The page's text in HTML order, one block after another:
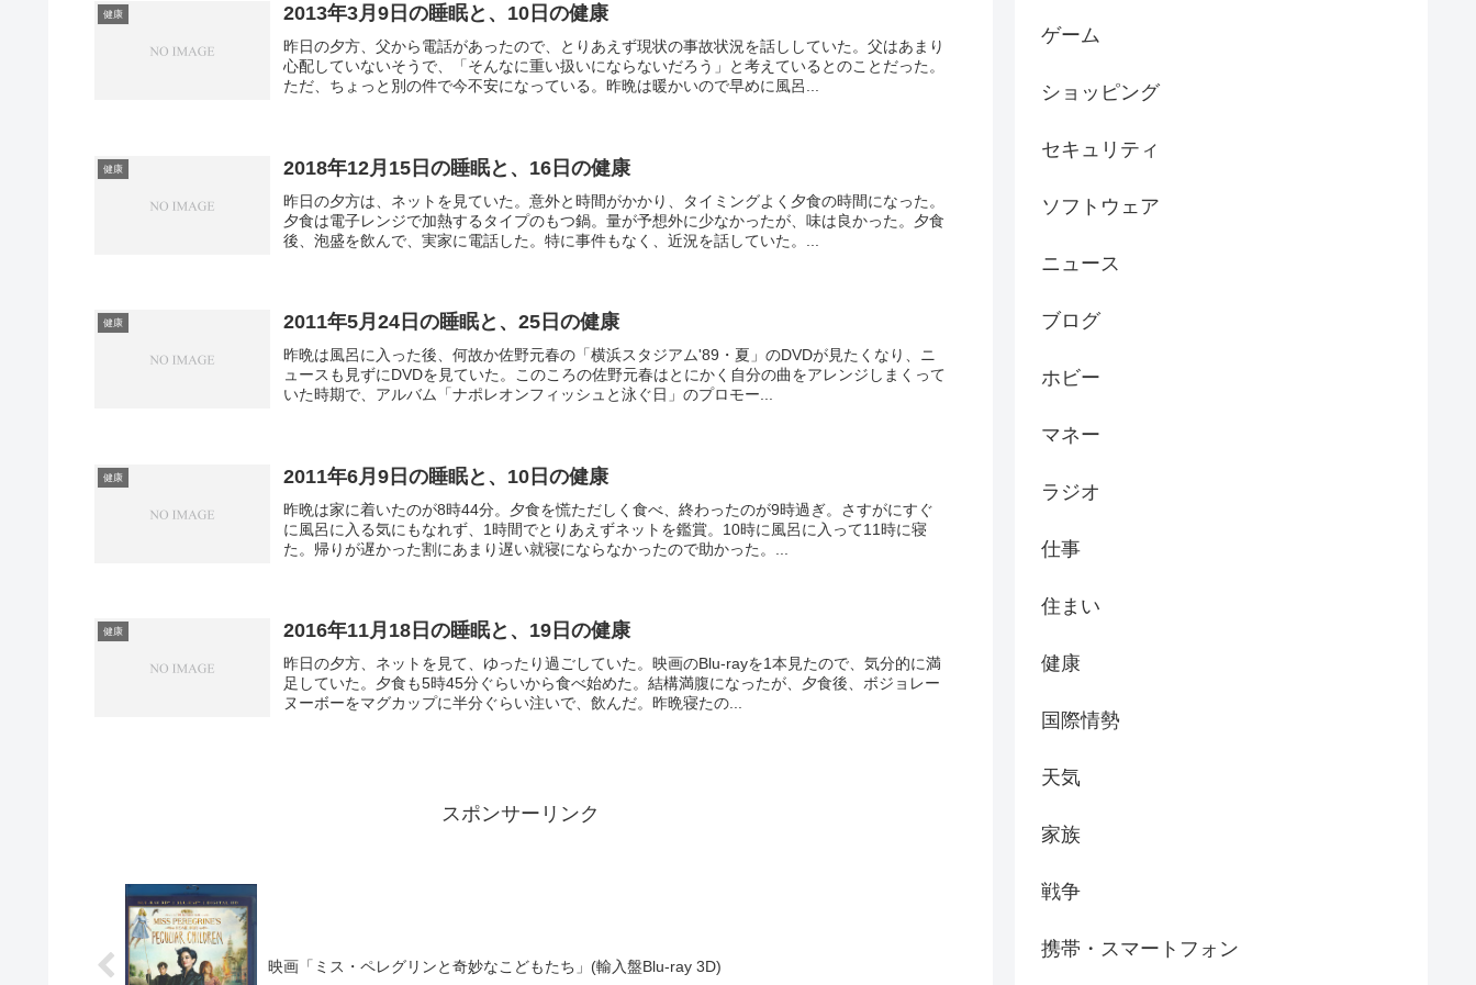
健康 2013年3月9日の睡眠と、10日の健康
昨日の夕方、父から電話があったので、とりあえず現状の事故状況を話ししていた。父はあまり
心配していないそうで、「そんなに重い扱いにならないだろう」と考えているとのことだった。
ただ、ちょっと別の件で今不安になっている。昨晩は暖かいので早めに風呂...
健康 2018年12月15日の睡眠と、16日の健康
昨日の夕方は、ネットを見ていた。意外と時間がかかり、タイミングよく夕食の時間になった。
夕食は電子レンジで加熱するタイプのもつ鍋。量が予想外に少なかったが、味は良かった。夕食
後、泡盛を飲んで、実家に電話した。特に事件もなく、近況を話していた。...
健康 2011年5月24日の睡眠と、25日の健康
昨晩は風呂に入った後、何故か佐野元春の「横浜スタジアム'89・夏」のDVDが見たくなり、ニ
ュースも見ずにDVDを見ていた。このころの佐野元春はとにかく自分の曲をアレンジしまくって
いた時期で、アルバム「ナポレオンフィッシュと泳ぐ日」のプロモー...
健康 2011年6月9日の睡眠と、10日の健康
昨晩は家に着いたのが8時44分。夕食を慌ただしく食べ、終わったのが9時過ぎ。さすがにすぐ
に風呂に入る気にもなれず、1時間でとりあえずネットを鑑賞。10時に風呂に入って11時に寝
た。帰りが遅かった割にあまり遅い就寝にならなかったので助かった。...
健康 2016年11月18日の睡眠と、19日の健康
昨日の夕方、ネットを見て、ゆったり過ごしていた。映画のBlu-rayを1本見たので、気分的に満
足していた。夕食も5時45分ぐらいから食べ始めた。結構満腹になったが、夕食後、ボジョレー
ヌーボーをマグカップに半分ぐらい注いで、飲んだ。昨晩寝たの...
スポンサーリンク
映画「ミス・ペレグリンと奇妙なこどもたち」(輸入盤Blu-ray 3D)
ゲーム
ショッピング
セキュリティ
ソフトウェア
ニュース
ブログ
ホビー
マネー
ラジオ
仕事
住まい
健康
国際情勢
天気
家族
戦争
携帯・スマートフォン